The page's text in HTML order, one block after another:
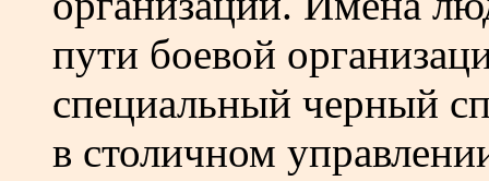
пути боевой
специальный черный
в столичном